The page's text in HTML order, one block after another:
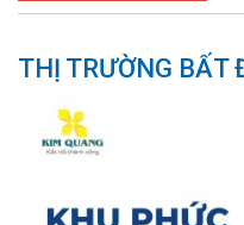
THỊ TRƯỜNG BẤT